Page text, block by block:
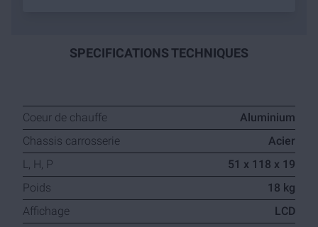
SPECIFICATIONS TECHNIQUES
Coeur de chauffe
Aluminium
Chassis carrosserie
Acier
L, H, P
51 x 118 x 19
Poids
18 kg
Affichage
LCD